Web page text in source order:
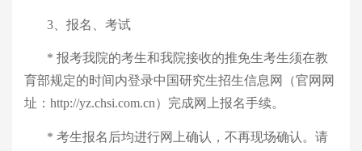
3、报名、考试
* 报考我院的考生和我院接收的推免生考生须在教
育部规定的时间内登录中国研究生招生信息网（官网网
址： http://yz.chsi.com.cn）完成网上报名手续。
* 考生报名后均进行网上确认，不再现场确认。请